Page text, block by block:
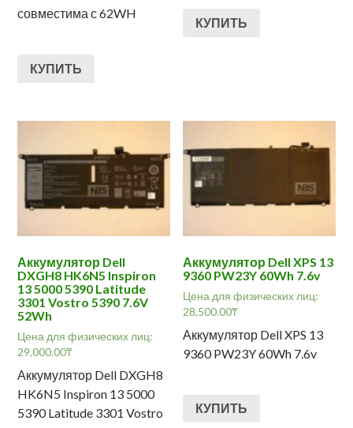
совместима с 62WH
КУПИТЬ
КУПИТЬ
Аккумулятор Dell
DXGH8 HK6N5 Inspiron
13 5000 5390 Latitude
3301 Vostro 5390 7.6V
52Wh
Цена для физических лиц:
29,000.00₸
Аккумулятор Dell DXGH8
HK6N5 Inspiron 13 5000
5390 Latitude 3301 Vostro
Аккумулятор Dell XPS 13
9360 PW23Y 60Wh 7.6v
Цена для физических лиц:
28,500.00₸
Аккумулятор Dell XPS 13
9360 PW23Y 60Wh 7.6v
КУПИТЬ